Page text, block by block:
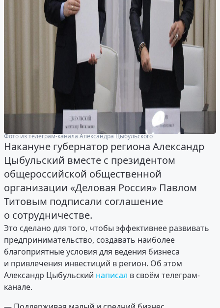
Фото из телеграм-канала Александра Цыбульского
Накануне губернатор региона Александр
Цыбульский вместе с президентом
общероссийской общественной
организации «Деловая Россия» Павлом
Титовым подписали соглашение
о сотрудничестве.
Это сделано для того, чтобы эффективнее развивать
предпринимательство, создавать наиболее
благоприятные условия для ведения бизнеса
и привлечения инвестиций в регион. Об этом
Александр Цыбульский написал в своём телеграм-
канале.